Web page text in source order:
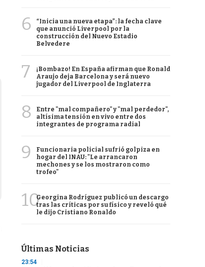
6
“Inicia una nueva etapa”: la fecha clave
que anunció Liverpool por la
construcción del Nuevo Estadio
Belvedere
7
¡Bombazo! En España afirman que Ronald
Araujo deja Barcelona y será nuevo
jugador del Liverpool de Inglaterra
8
Entre "mal compañero" y "mal perdedor",
altísima tensión en vivo entre dos
integrantes de programa radial
9
Funcionaria policial sufrió golpiza en
hogar del INAU: "Le arrancaron
mechones y se los mostraron como
trofeo"
10Georgina Rodríguez publicó un descargo
tras las críticas por su físico y reveló qué
le dijo Cristiano Ronaldo
Últimas Noticias
23:54